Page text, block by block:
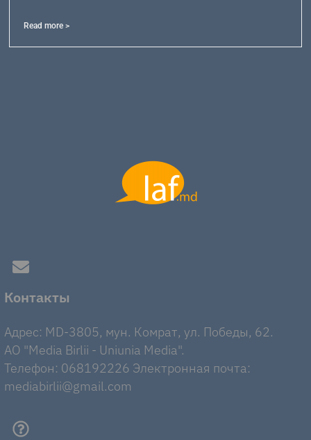
Read more >
Контакты
Адрес: MD-3805, мун. Комрат, ул. Победы, 62.
AO "Media Birlii - Uniunia Media".
Телефон: 068192226 Электронная почта:
mediabirlii@gmail.com